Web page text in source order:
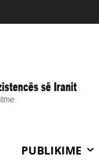
PUBLIKIME